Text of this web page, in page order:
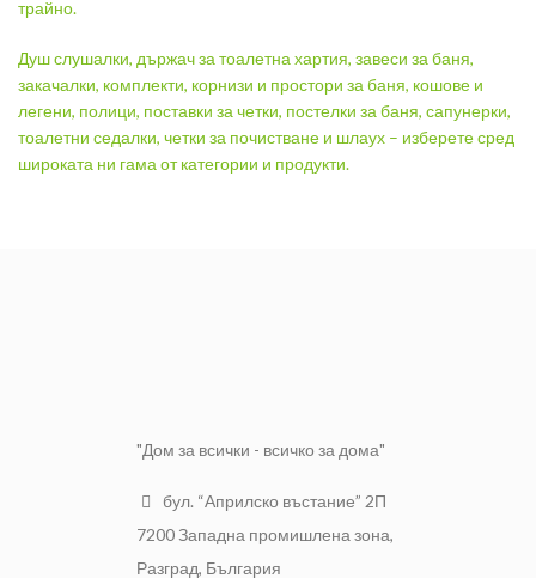
трайно.
Душ слушалки, държач за тоалетна хартия, завеси за баня,
закачалки, комплекти, корнизи и простори за баня, кошове и
легени, полици, поставки за четки, постелки за баня, сапунерки,
тоалетни седалки, четки за почистване и шлаух – изберете сред
широката ни гама от категории и продукти.
"Дом за всички - всичко за дома"
бул. “Априлско въстание” 2П
7200 Западна промишлена зона,
Разград, България